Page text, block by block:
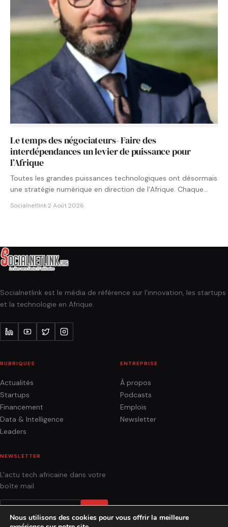
Le temps des négociateurs- Faire des
interdépendances un levier de puissance pour
l’Afrique
Toutes les grandes puissances technologiques ont désormais
une stratégie numérique en direction de l’Afrique. Chaque
Socialnetlink·2 Août 2026
Socialnetlink est le média de référence sur l'innovation, les startups
et la technologie en Afrique.
RUBRIQUES
Actualités
Startups
Financement
Data & Intelligence
Leaders
ENTREPRISE
À propos
Podcasts
Emplois
Newsletter
NEWSLETTER
L'actu tech africaine dans votre
boîte mail.
Nous utilisons des cookies pour vous offrir la meilleure